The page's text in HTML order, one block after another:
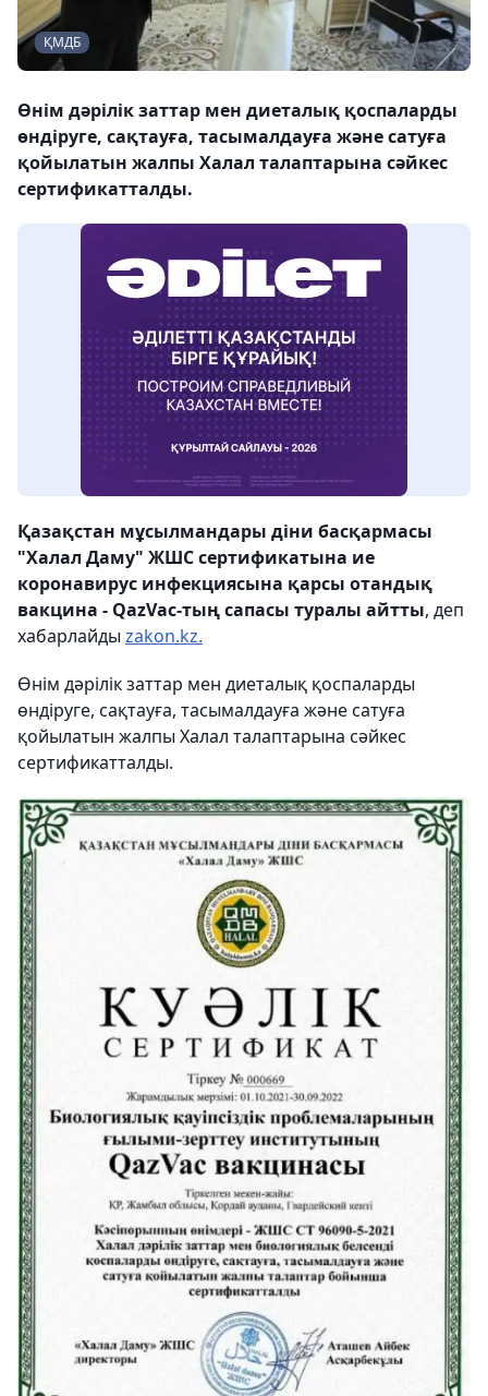
ҚМДБ
Өнім дәрілік заттар мен диеталық қоспаларды
өндіруге, сақтауға, тасымалдауға және сатуға
қойылатын жалпы Халал талаптарына сәйкес
сертификатталды.
Қазақстан мұсылмандары діни басқармасы
"Халал Даму" ЖШС сертификатына ие
коронавирус инфекциясына қарсы отандық
вакцина - QazVac-тың сапасы туралы айтты, деп
хабарлайды zakon.kz.
Өнім дәрілік заттар мен диеталық қоспаларды
өндіруге, сақтауға, тасымалдауға және сатуға
қойылатын жалпы Халал талаптарына сәйкес
сертификатталды.